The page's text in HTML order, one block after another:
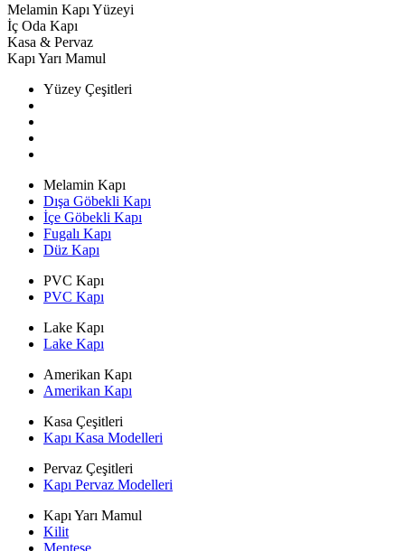
Melamin Kapı Yüzeyi
İç Oda Kapı
Kasa & Pervaz
Kapı Yarı Mamul
Yüzey Çeşitleri
Melamin Kapı
Dışa Göbekli Kapı
İçe Göbekli Kapı
Fugalı Kapı
Düz Kapı
PVC Kapı
PVC Kapı
Lake Kapı
Lake Kapı
Amerikan Kapı
Amerikan Kapı
Kasa Çeşitleri
Kapı Kasa Modelleri
Pervaz Çeşitleri
Kapı Pervaz Modelleri
Kapı Yarı Mamul
Kilit
Menteşe